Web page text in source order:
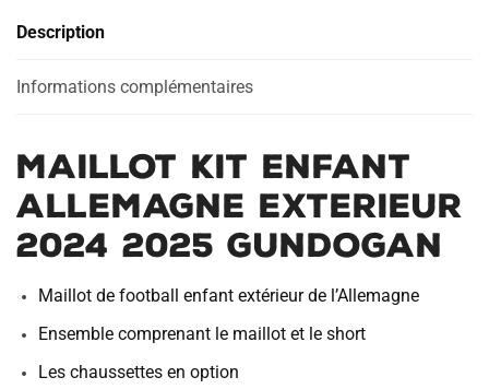
2024
Gundogan
Description
Informations complémentaires
Maillot Kit Enfant
Allemagne Exterieur
2024 2025 Gundogan
Maillot de football enfant extérieur de l’Allemagne
Ensemble comprenant le maillot et le short
Les chaussettes en option